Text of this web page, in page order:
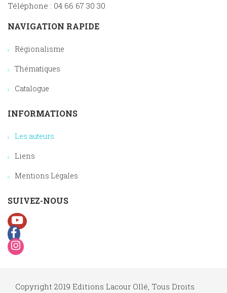
Téléphone : 04 66 67 30 30
NAVIGATION RAPIDE
Régionalisme
Thématiques
Catalogue
INFORMATIONS
Les auteurs
Liens
Mentions Légales
SUIVEZ-NOUS
Copyright 2019 Editions Lacour Ollé, Tous Droits